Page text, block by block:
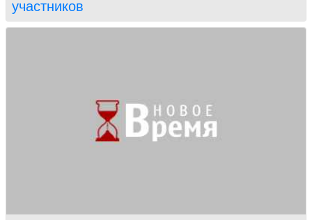
участников